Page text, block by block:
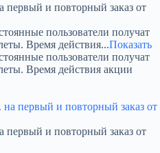
первый и повторный заказ от
пользователи получат
Время действия...Показать
пользователи получат
Время действия акции
первый и повторный заказ от